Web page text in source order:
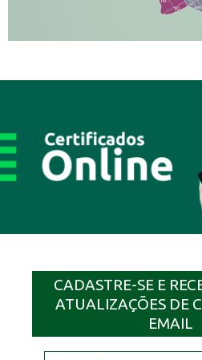
JP
PR
SQ MN
CADASTRE-SE E
ATUALIZAÇÕES DE
EMAIL